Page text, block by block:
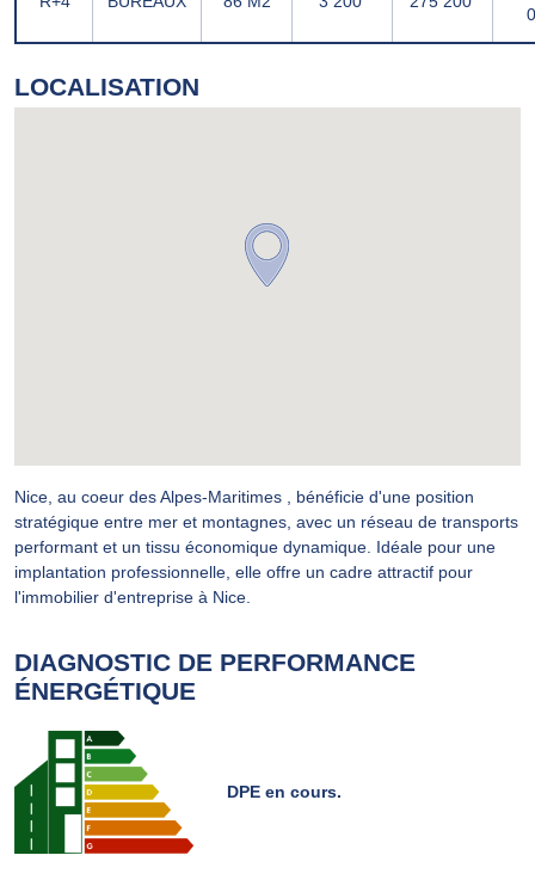
LOCALISATION
Nice, au coeur des Alpes-Maritimes , bénéficie d'une position
stratégique entre mer et montagnes, avec un réseau de transports
performant et un tissu économique dynamique. Idéale pour une
implantation professionnelle, elle offre un cadre attractif pour
l'immobilier d'entreprise à Nice.
DIAGNOSTIC DE PERFORMANCE
ÉNERGÉTIQUE
DPE en cours.